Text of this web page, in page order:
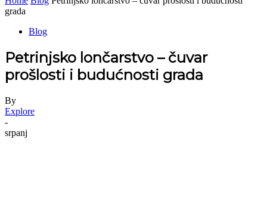
grada
Blog
Petrinjsko lončarstvo – čuvar
prošlosti i budućnosti grada
By
Explore
-
srpanj